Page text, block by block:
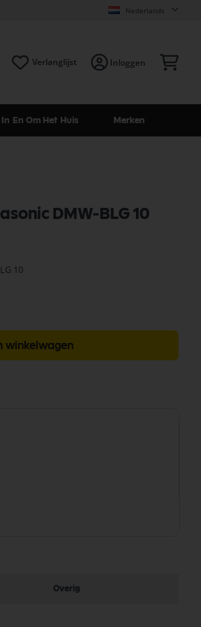
Nederlands
Verlanglijst Inloggen
In En Om Het Huis Merken
DMW-BLG 10
10
winkelwagen
Overig